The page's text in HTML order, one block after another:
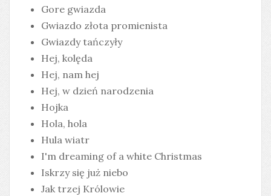
Gore gwiazda
Gwiazdo złota promienista
Gwiazdy tańczyły
Hej, kolęda
Hej, nam hej
Hej, w dzień narodzenia
Hojka
Hola, hola
Hula wiatr
I'm dreaming of a white Christmas
Iskrzy się już niebo
Jak trzej Królowie